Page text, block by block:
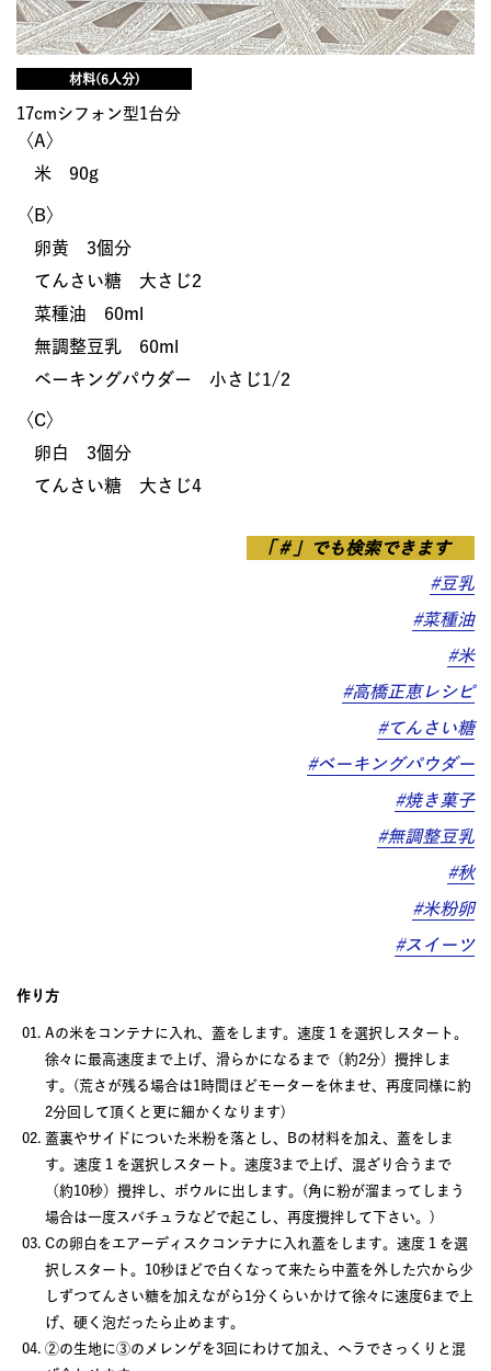
材料(6人分)
17cmシフォン型1台分
〈A〉
米 90g
〈B〉
卵黄 3個分
てんさい糖 大さじ2
菜種油 60ml
無調整豆乳 60ml
ベーキングパウダー 小さじ1/2
〈C〉
卵白 3個分
てんさい糖 大さじ4
「＃」でも検索できます
#豆乳
#菜種油
#米
#高橋正恵レシピ
#てんさい糖
#ベーキングパウダー
#焼き菓子
#無調整豆乳
#秋
#米粉卵
#スイーツ
作り方
Aの米をコンテナに入れ、蓋をします。速度１を選択しスタート。
徐々に最高速度まで上げ、滑らかになるまで（約2分）攪拌しま
す。(荒さが残る場合は1時間ほどモーターを休ませ、再度同様に約
2分回して頂くと更に細かくなります)
蓋裏やサイドについた米粉を落とし、Bの材料を加え、蓋をしま
す。速度１を選択しスタート。速度3まで上げ、混ざり合うまで
（約10秒）攪拌し、ボウルに出します。(角に粉が溜まってしまう
場合は一度スパチュラなどで起こし、再度攪拌して下さい。)
Cの卵白をエアーディスクコンテナに入れ蓋をします。速度１を選
択しスタート。10秒ほどで白くなって来たら中蓋を外した穴から少
しずつてんさい糖を加えながら1分くらいかけて徐々に速度6まで上
げ、硬く泡だったら止めます。
②の生地に③のメレンゲを3回にわけて加え、ヘラでさっくりと混